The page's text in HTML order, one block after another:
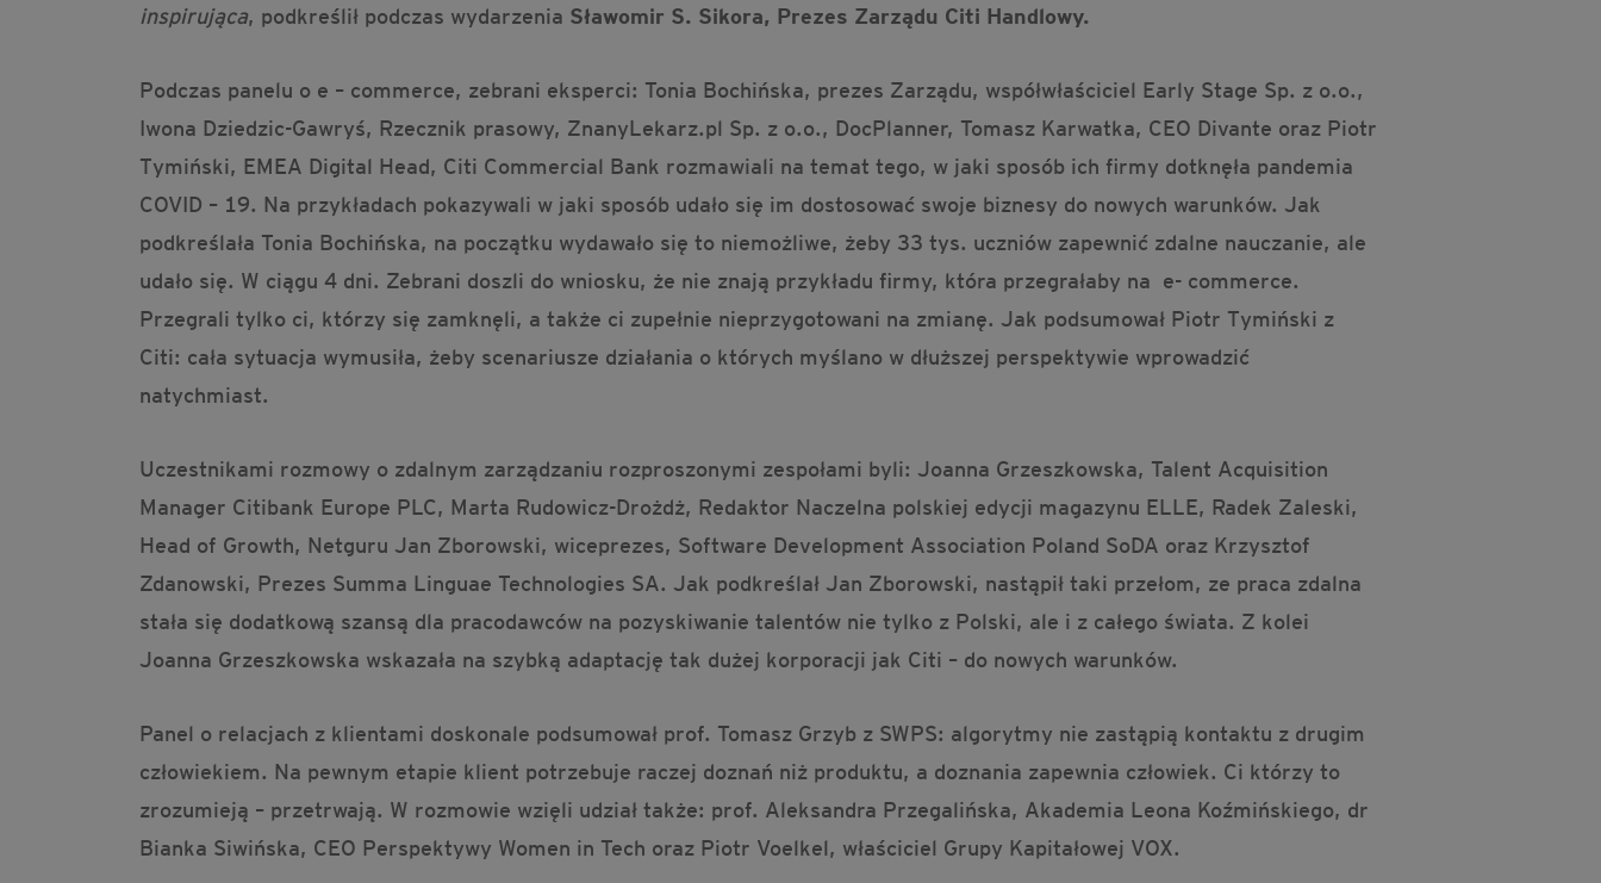
inspirująca, podkreślił podczas wydarzenia Sławomir S. Sikora, Prezes Zarządu Citi Handlowy.
Podczas panelu o e – commerce, zebrani eksperci: Tonia Bochińska, prezes Zarządu, współwłaściciel Early Stage Sp. z o.o.,
Iwona Dziedzic-Gawryś, Rzecznik prasowy, ZnanyLekarz.pl Sp. z o.o., DocPlanner, Tomasz Karwatka, CEO Divante oraz Piotr
Tymiński, EMEA Digital Head, Citi Commercial Bank rozmawiali na temat tego, w jaki sposób ich firmy dotknęła pandemia
COVID – 19. Na przykładach pokazywali w jaki sposób udało się im dostosować swoje biznesy do nowych warunków. Jak
podkreślała Tonia Bochińska, na początku wydawało się to niemożliwe, żeby 33 tys. uczniów zapewnić zdalne nauczanie, ale
udało się. W ciągu 4 dni. Zebrani doszli do wniosku, że nie znają przykładu firmy, która przegrałaby na e- commerce.
Przegrali tylko ci, którzy się zamknęli, a także ci zupełnie nieprzygotowani na zmianę. Jak podsumował Piotr Tymiński z
Citi: cała sytuacja wymusiła, żeby scenariusze działania o których myślano w dłuższej perspektywie wprowadzić
natychmiast.
Uczestnikami rozmowy o zdalnym zarządzaniu rozproszonymi zespołami byli: Joanna Grzeszkowska, Talent Acquisition
Manager Citibank Europe PLC, Marta Rudowicz-Drożdż, Redaktor Naczelna polskiej edycji magazynu ELLE, Radek Zaleski,
Head of Growth, Netguru Jan Zborowski, wiceprezes, Software Development Association Poland SoDA oraz Krzysztof
Zdanowski, Prezes Summa Linguae Technologies SA. Jak podkreślał Jan Zborowski, nastąpił taki przełom, ze praca zdalna
stała się dodatkową szansą dla pracodawców na pozyskiwanie talentów nie tylko z Polski, ale i z całego świata. Z kolei
Joanna Grzeszkowska wskazała na szybką adaptację tak dużej korporacji jak Citi – do nowych warunków.
Panel o relacjach z klientami doskonale podsumował prof. Tomasz Grzyb z SWPS: algorytmy nie zastąpią kontaktu z drugim
człowiekiem. Na pewnym etapie klient potrzebuje raczej doznań niż produktu, a doznania zapewnia człowiek. Ci którzy to
zrozumieją – przetrwają. W rozmowie wzięli udział także: prof. Aleksandra Przegalińska, Akademia Leona Koźmińskiego, dr
Bianka Siwińska, CEO Perspektywy Women in Tech oraz Piotr Voelkel, właściciel Grupy Kapitałowej VOX.